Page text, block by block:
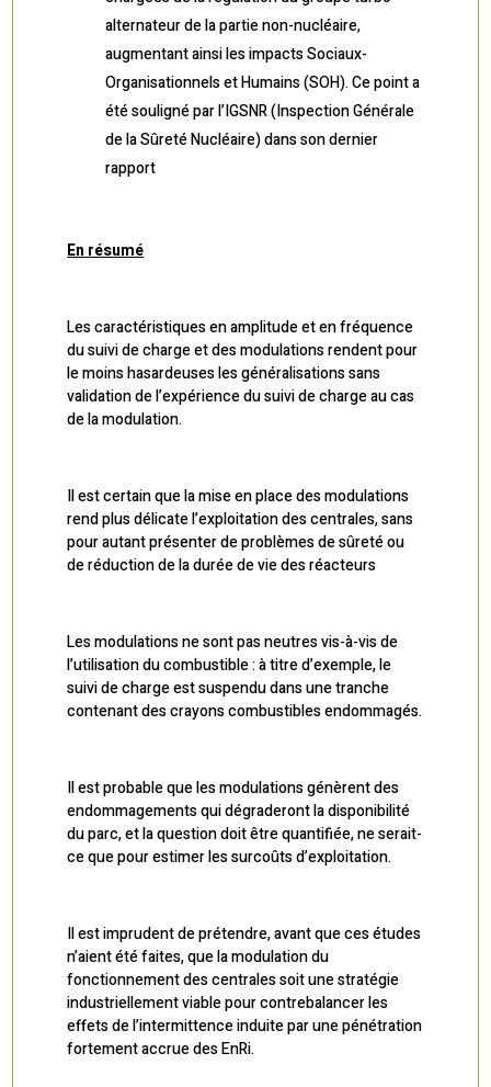
alternateur de la partie non-nucléaire,
augmentant ainsi les impacts Sociaux-
Organisationnels et Humains (SOH). Ce point a
été souligné par l’IGSNR (Inspection Générale
de la Sûreté Nucléaire) dans son dernier
rapport
En résumé
Les caractéristiques en amplitude et en fréquence
du suivi de charge et des modulations rendent pour
le moins hasardeuses les généralisations sans
validation de l’expérience du suivi de charge au cas
de la modulation.
Il est certain que la mise en place des modulations
rend plus délicate l’exploitation des centrales, sans
pour autant présenter de problèmes de sûreté ou
de réduction de la durée de vie des réacteurs
Les modulations ne sont pas neutres vis-à-vis de
l’utilisation du combustible : à titre d’exemple, le
suivi de charge est suspendu dans une tranche
contenant des crayons combustibles endommagés.
Il est probable que les modulations génèrent des
endommagements qui dégraderont la disponibilité
du parc, et la question doit être quantifiée, ne serait-
ce que pour estimer les surcoûts d’exploitation.
Il est imprudent de prétendre, avant que ces études
n’aient été faites, que la modulation du
fonctionnement des centrales soit une stratégie
industriellement viable pour contrebalancer les
effets de l’intermittence induite par une pénétration
fortement accrue des EnRi.